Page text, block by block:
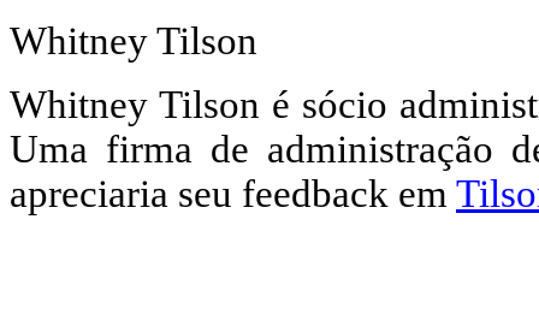
Whitney Tilson
Whitney Tilson é sócio
Uma firma de administração
apreciaria seu feedback em